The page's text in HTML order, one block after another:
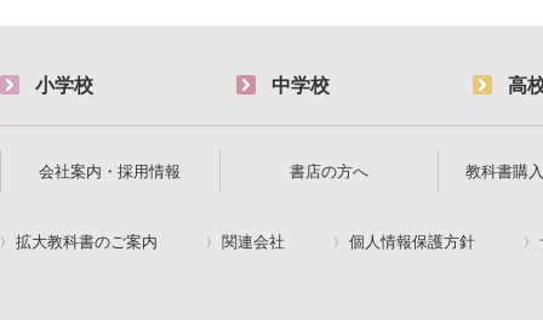
小学校 中学校 高
会社案内・採用情報 書店の方へ 教科書購
拡大教科書のご案内 関連会社 個人情報保護方針